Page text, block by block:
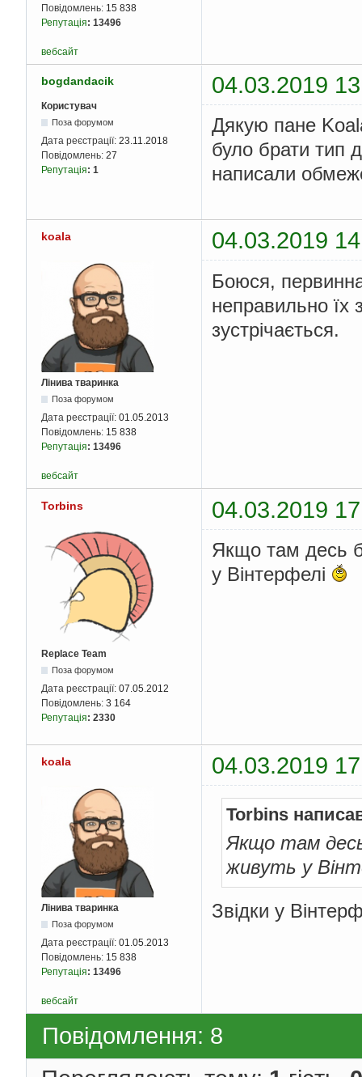
Повідомлень: 15 838
Репутація: 13496
вебсайт
bogdandacik 04.03.2019
Користувач
Поза форумом
Дата реєстрації: 23.11.2018
Повідомлень: 27
Репутація: 1
Дякую пане
було брати тип
написали
koala 04.03.2019
Лінива тваринка
Поза форумом
Дата реєстрації: 01.05.2013
Повідомлень: 15 838
Репутація: 13496
Боюся,
неправильно їх
зустрічається.
вебсайт
Torbins 04.03.2019
Replace Team
Поза форумом
Дата реєстрації: 07.05.2012
Повідомлень: 3 164
Репутація: 2330
Якщо там десь
у Вінтерфелі
koala 04.03.2019
Лінива тваринка
Поза форумом
Дата реєстрації: 01.05.2013
Повідомлень: 15 838
Репутація: 13496
Torbins
Якщо там десь
живуть у
Звідки у
вебсайт
Повідомлення: 8